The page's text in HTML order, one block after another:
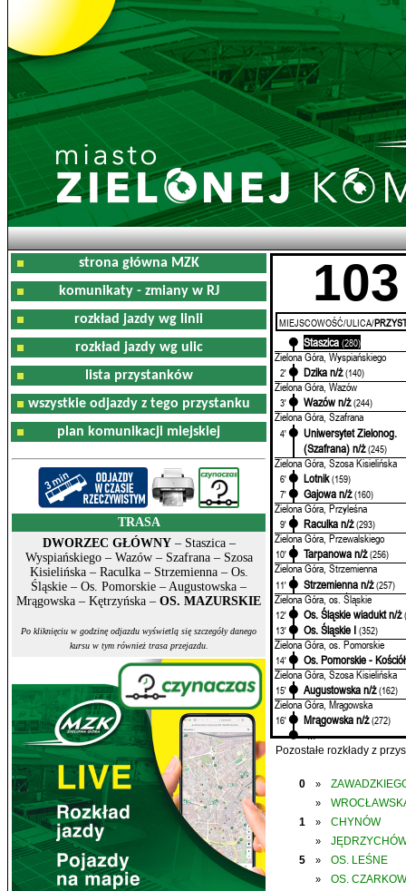
strona główna MZK
komunikaty - zmiany w RJ
rozkład jazdy wg linii
rozkład jazdy wg ulic
lista przystanków
wszystkie odjazdy z tego przystanku
plan komunikacji miejskiej
TRASA
DWORZEC GŁÓWNY– Staszica –
Wyspiańskiego – Wazów – Szafrana – Szosa
Kisielińska – Raculka – Strzemienna – Os.
Śląskie – Os. Pomorskie – Augustowska –
Mrągowska – Kętrzyńska – OS. MAZURSKIE
Po kliknięciu w godzinę odjazdu wyświetlą się szczegóły danego
kursu w tym również trasa przejazdu.
103
MIEJSCOWOŚĆ/ULICA/
Staszica (280)
Zielona Góra, Wyspiańskiego
2' Dzika n/ż (140)
Zielona Góra, Wazów
3' Wazów n/ż (244)
Zielona Góra, Szafrana
4'
Uniwersytet Zielonog.
(Szafrana) n/ż (245)
Zielona Góra, Szosa Kisielińska
6' Lotnik (159)
7'
Gajowa n/ż (160)
Zielona Góra, Przyleśna
9' Raculka n/ż (293)
Zielona Góra, Przewalskiego
10' Tarpanowa n/ż (256)
Zielona Góra, Strzemienna
11' Strzemienna n/ż (257)
Zielona Góra, os. Śląskie
12' Os. Śląskie wiadukt n/ż
13'
Os. Śląskie I (352)
Zielona Góra, os. Pomorskie
14'
Os. Pomorskie - Kościół
Zielona Góra, Szosa Kisielińska
15' Augustowska n/ż (162)
Zielona Góra, Mrągowska
16' Mrągowska n/ż (272)
...
Pozostałe rozkłady z
0 »
»
1
» CHYNÓW
»
5
» OS. LEŚNE
»
OS.